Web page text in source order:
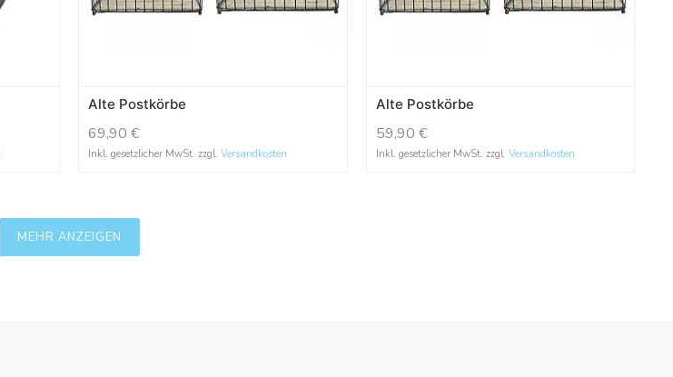
Alte Postkörbe
69,90 €
Inkl. gesetzlicher MwSt. zzgl.Versandkosten
Alte Postkörbe
59,90 €
Inkl. gesetzlicher MwSt. zzgl. Versandkosten
MEHR ANZEIGEN